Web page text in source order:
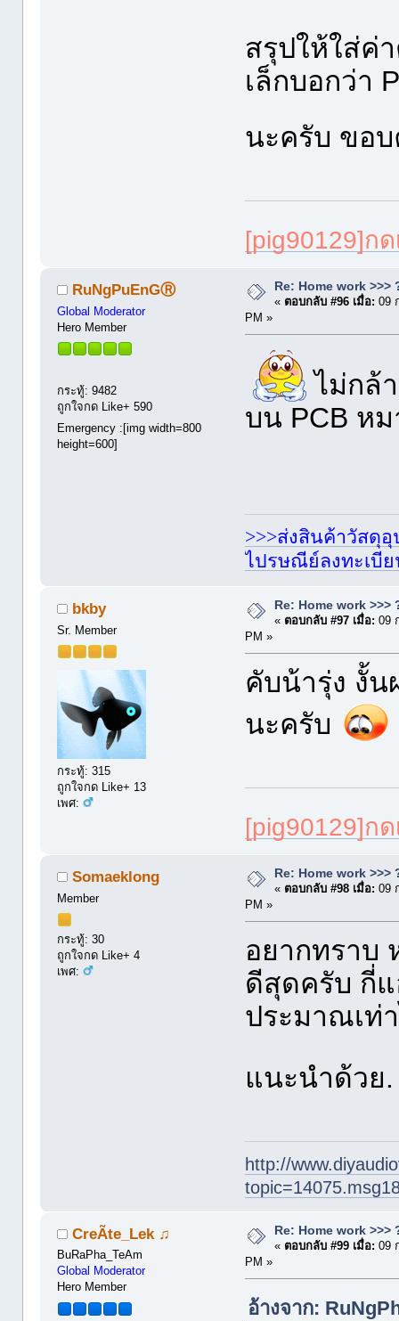
สรุปให้ใส่ค่
เล็กบอกว่า
นะครับ ขอ
[pig90129]ก
RuNgPuEnGⓇ
Global Moderator
Hero Member
กระทู้: 9482
ถูกใจกด Like+ 590
Emergency :[img width=800
height=600]
Re: Home work >>>
« ตอบกลับ #96 เมื่อ: 09
PM »
ไม่กล้
บน PCB ห
>>>ส่งสินค้าวัสดุ
ไปรษณีย์ลงทะเบีย
bkby
Sr. Member
กระทู้: 315
ถูกใจกด Like+ 13
เพศ:
Re: Home work >>>
« ตอบกลับ #97 เมื่อ: 09
PM »
คับน้ารุ่ง งั้
นะครับ
[pig90129]ก
Somaeklong
Member
กระทู้: 30
ถูกใจกด Like+ 4
เพศ:
Re: Home work >>>
« ตอบกลับ #98 เมื่อ: 09
PM »
อยากทราบ
ดีสุดครับ กี่
ประมาณเท่
แนะนำด้ว
http://
CreÃte_Lek ♫
BuRaPha_TeAm
Global Moderator
Hero Member
Re: Home work >>>
« ตอบกลับ #99 เมื่อ: 09
PM »
อ้างจาก: